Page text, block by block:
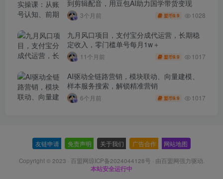
到剪辑配音，用豆包AI助力国学带货变现
3个月前 盟币9.9 1028
九月风口项目，支付宝分成代运营，长期稳
定收入，零门槛单号每月1w＋
11个月前 盟币9.9 1017
AI驱动全链路营销，模块联动、向量建模、
样本服务搜索，解锁精准营销
6个月前 盟币9.9 1017
友链申请 免责声明 关于我们 广告合作 网站地图
Copyright © 2023 · 百盟网琼ICP备2024044128号 · 由百盟网强力驱动.
本站安全运行中